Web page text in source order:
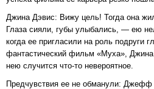
Джина Дэвис: Вижу цель! Тогда она
Глаза сияли, губы улыбались, — ею
когда ее пригласили на роль подруги
фантастический фильм «Муха», Джина
нею случится что-то невероятное.
Предчувствия ее не обманули: Джефф